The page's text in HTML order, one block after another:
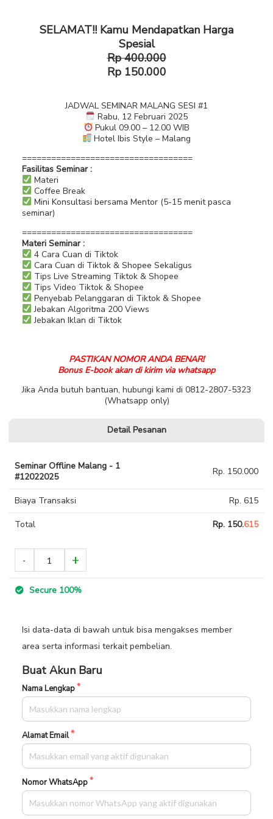
SELAMAT!! Kamu Mendapatkan Harga
Spesial
Rp 400.000
Rp 150.000
JADWAL SEMINAR MALANG SESI #1
Rabu, 12 Februari 2025
Pukul 09.00 – 12.00 WIB
Hotel Ibis Style – Malang
===================================
Fasilitas Seminar :
Materi
Coffee Break
Mini Konsultasi bersama Mentor (5-15 menit pasca
seminar)
===================================
Materi Seminar :
4 Cara Cuan di Tiktok
Cara Cuan di Tiktok & Shopee Sekaligus
Tips Live Streaming Tiktok & Shopee
Tips Video Tiktok & Shopee
Penyebab Pelanggaran di Tiktok & Shopee
Jebakan Algoritma 200 Views
Jebakan Iklan di Tiktok
PASTIKAN NOMOR ANDA BENAR!
Bonus E-book akan di kirim via whatsapp
Jika Anda butuh bantuan, hubungi kami di 0812-2807-5323
(Whatsapp only)
Detail Pesanan
Seminar Offline Malang - 1
#12022025
Rp. 150.000
Biaya Transaksi Rp. 615
Total Rp. 150.615
Secure 100%
Isi data-data di bawah untuk bisa mengakses member
area serta informasi terkait pembelian.
Buat Akun Baru
Nama Lengkap
Alamat Email
Nomor WhatsApp